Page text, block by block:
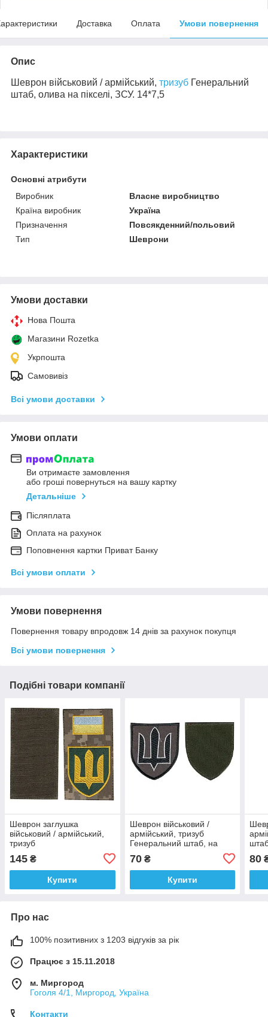
Доставка Оплата Умови повернення
Опис
Шеврон військовий / армійський, тризуб Генеральний
штаб, олива на пікселі, ЗСУ. 14*7,5
Характеристики
Основні атрибути
Виробник
Власне виробництво
Країна виробник
Україна
Призначення
Повсякденний/польовий
Тип
Шеврони
Умови доставки
Нова Пошта
Магазини Rozetka
Укрпошта
Самовивіз
Всі умови доставки
Умови оплати
Ви отримаєте замовлення
або гроші повернуться на вашу картку
Детальніше
Післяплата
Оплата на рахунок
Поповнення картки Приват Банку
Всі умови оплати
Умови повернення
Повернення товару впродовж 14 днів за рахунок покупця
Всі умови повернення
Подібні товари компанії
Шеврон заглушка
військовий / армійський,
тризуб
пікселі, ЗСУ. 14*7,5
145 ₴
Купити
Шеврон військовий /
армійський, тризуб
Генеральний штаб, на
70₴
Купити
80
Про нас
100% позитивних з 1203 відгуків за рік
Працює з 15.11.2018
м. Миргород
Гоголя 4/1, Миргород, Україна
Контакти